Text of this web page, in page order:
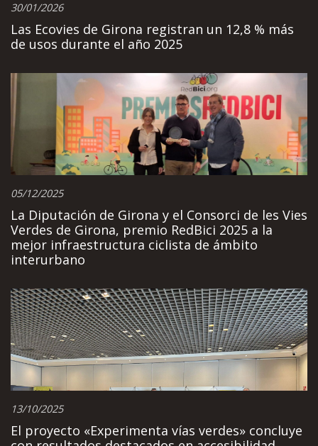
30/01/2026
Las Ecovies de Girona registran un 12,8 % más
de usos durante el año 2025
05/12/2025
La Diputación de Girona y el Consorci de les Vies
Verdes de Girona, premio RedBici 2025 a la
mejor infraestructura ciclista de ámbito
interurbano
13/10/2025
El proyecto «Experimenta vías verdes» concluye